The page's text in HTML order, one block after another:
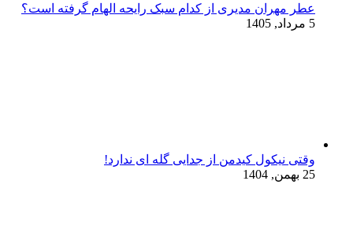
عطر مهران مدیری از کدام سبک رایحه الهام گرفته است؟
5 مرداد, 1405
وقتی نیکول کیدمن از جدایی گله ای ندارد!
25 بهمن, 1404